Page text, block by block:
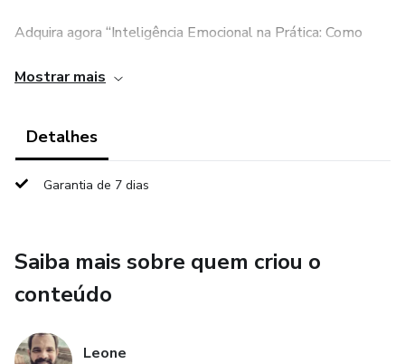
Adquira agora “Inteligência Emocional na Prática: Como
para uma vida com mais equilíbrio, sucesso e prosperidade.
Mostrar mais
Detalhes
Garantia de 7 dias
Saiba mais sobre quem criou o
conteúdo
Leone